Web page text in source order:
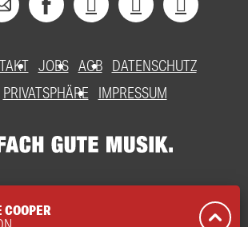
JOBS AGB DATENSCHUTZ
PRIVATSPHÄRE
IMPRESSUM